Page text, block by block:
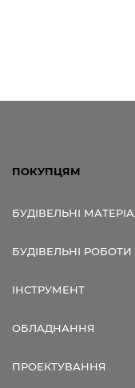
ПОКУПЦЯМ
БУДІВЕЛЬНІ
БУДІВЕЛЬНІ РОБОТИ
ІНСТРУМЕНТ
ОБЛАДНАННЯ
ПРОЕКТУВАННЯ